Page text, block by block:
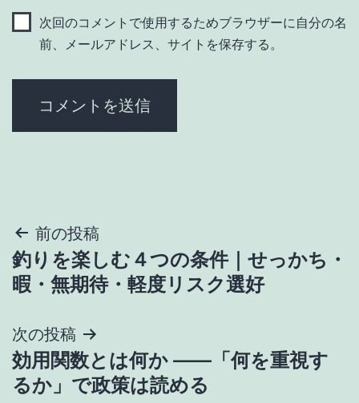
次回のコメントで使用するためブラウザーに自分の名
前、メールアドレス、サイトを保存する。
投
稿
ビ
ゲ
前の投稿
釣りを楽しむ４つの条件｜せっかち・
暇・無期待・軽度リスク選好
次の投稿
効用関数とは何か ――「何を重視す
るか」で政策は読める